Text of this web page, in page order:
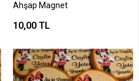
Ahşap Magnet
10,00 TL